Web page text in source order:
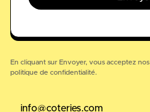
En cliquant sur Envoyer, vous acceptez nos
politique de confidentialité.
info@coteries.com